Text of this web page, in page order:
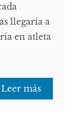
llegaría a
en atleta
Leer más